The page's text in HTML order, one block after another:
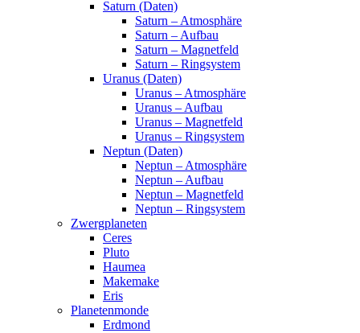
Saturn (Daten)
Saturn – Atmosphäre
Saturn – Aufbau
Saturn – Magnetfeld
Saturn – Ringsystem
Uranus (Daten)
Uranus – Atmosphäre
Uranus – Aufbau
Uranus – Magnetfeld
Uranus – Ringsystem
Neptun (Daten)
Neptun – Atmosphäre
Neptun – Aufbau
Neptun – Magnetfeld
Neptun – Ringsystem
Zwergplaneten
Ceres
Pluto
Haumea
Makemake
Eris
Planetenmonde
Erdmond